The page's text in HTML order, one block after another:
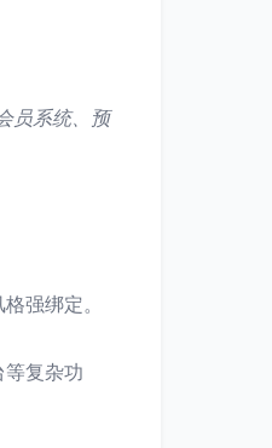
员系统、预
强绑定。
复杂功